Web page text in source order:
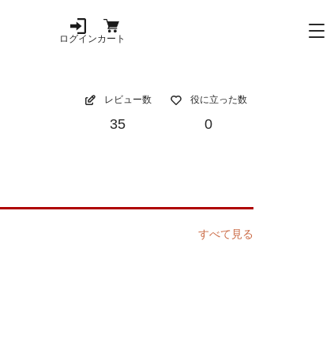
ログインカート
レビュー数
35
役に立った数
0
すべて見る